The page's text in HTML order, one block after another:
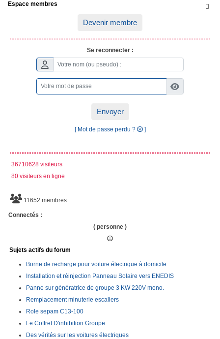

Espace membres
Devenir membre
Se reconnecter :
Envoyer
[ Mot de passe perdu ? ]
36710628 visiteurs
80 visiteurs en ligne
11652 membres
Connectés :
( personne )
Sujets actifs du forum
Borne de recharge pour voiture électrique à domicile
Installation et réinjection Panneau Solaire vers ENEDIS
Panne sur génératrice de groupe 3 KW 220V mono.
Remplacement minuterie escaliers
Role sepam C13-100
Le Coffret D'inhibition Groupe
Des vérités sur les voitures électriques